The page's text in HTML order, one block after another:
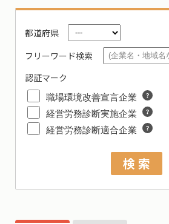
都道府県
フリーワード検索
認証マーク
職場環境改善宣言企業
経営労務診断実施企業
経営労務診断適合企業
検 索